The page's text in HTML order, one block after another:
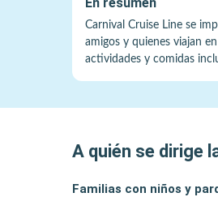
Carnival Cruise Line se
amigos y quienes viajan
actividades y comidas
A quién se dirige
Familias con niños y